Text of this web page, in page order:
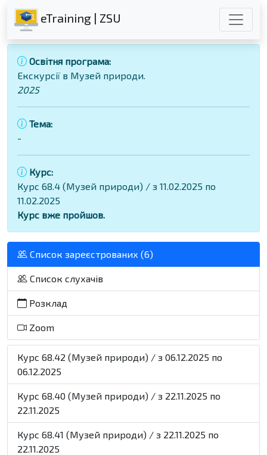
eTraining | ZSU
Освітня програма:
Екскурсії в Музей природи.
2025
Тема:
-
Курс:
Курс 68.4 (Музей природи) / з 11.02.2025 по
11.02.2025
Курс вже пройшов.
Список зареєстрованих (6)
Список слухачів
Розклад
Zoom
Курс 68.42 (Музей природи) / з 06.12.2025 по
06.12.2025
Курс 68.40 (Музей природи) / з 22.11.2025 по
22.11.2025
Курс 68.41 (Музей природи) / з 22.11.2025 по
22.11.2025